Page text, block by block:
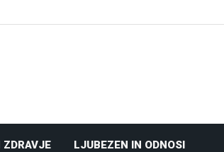
ZDRAVJE LJUBEZEN IN ODNOSI